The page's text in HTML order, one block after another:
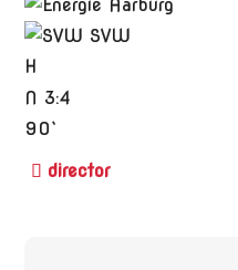
SVW
H
N 3:4
90`